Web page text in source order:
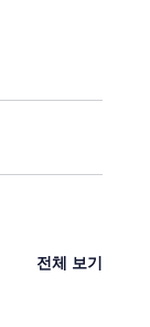
전체 보기